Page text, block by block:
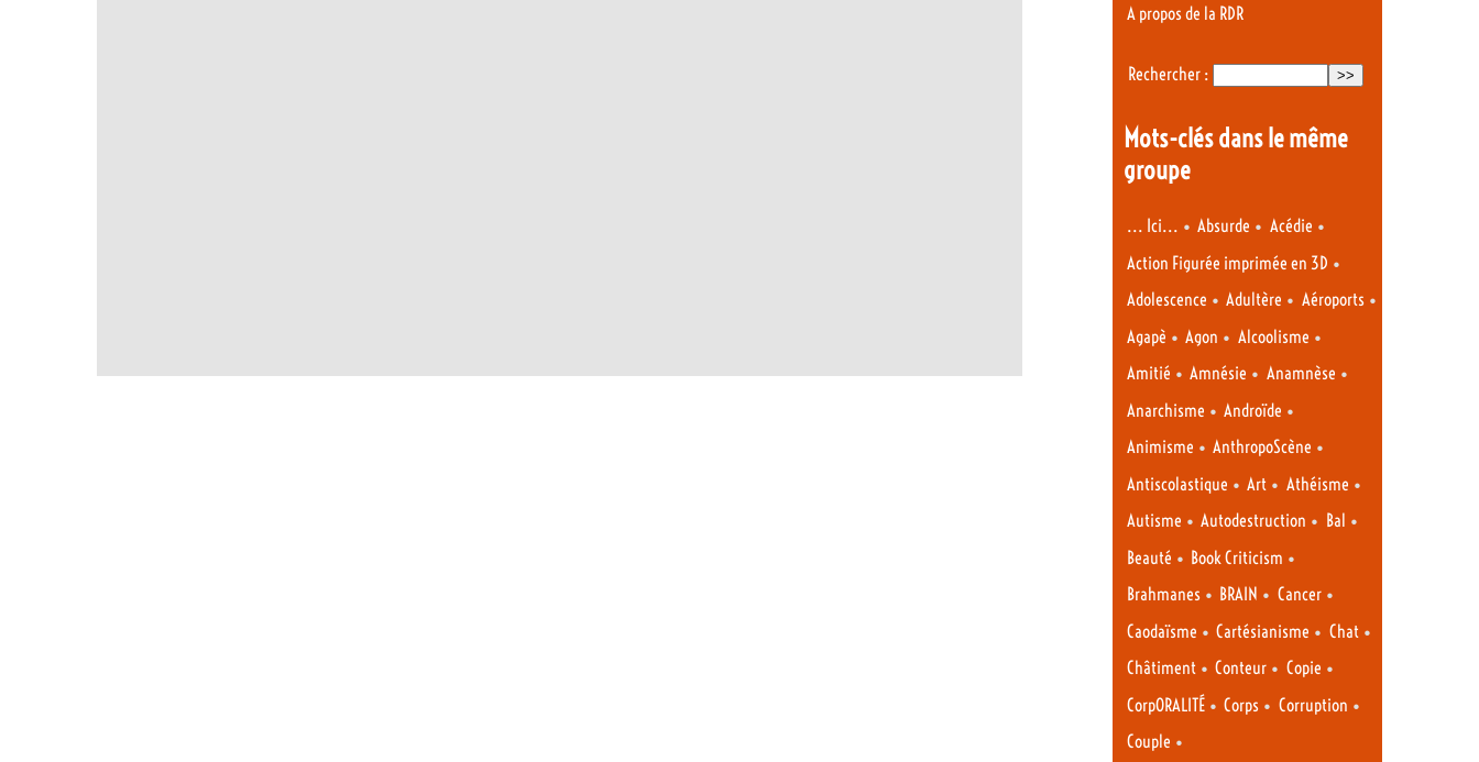
A propos de la RDR
Rechercher :
Mots-clés dans le même
groupe
... Ici... • Absurde • Acédie •
Action Figurée imprimée en 3D •
Adolescence • Adultère • Aéroports•
Agapè • Agon • Alcoolisme •
Amitié • Amnésie • Anamnèse •
Anarchisme • Androïde •
Animisme • AnthropoScène •
Antiscolastique • Art • Athéisme •
Autisme • Autodestruction • Bal •
Beauté • Book Criticism •
Brahmanes • BRAIN • Cancer•
Caodaïsme • Cartésianisme • Chat•
Châtiment • Conteur • Copie •
CorpORALITÉ • Corps • Corruption •
Couple •